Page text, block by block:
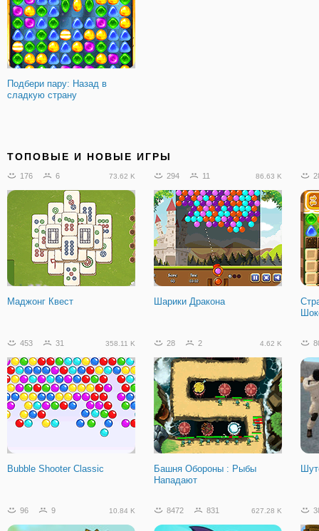
Подбери пару: Назад в
сладкую страну
ТОПОВЫЕ И НОВЫЕ ИГРЫ
176 6 73.62 K
Маджонг Квест
294 11 86.63 K
Шарики Дракона
453 31 358.11 K
Bubble Shooter Classic
28 2 4.62 K
Башня Обороны : Рыбы
Нападают
96 9 10.84 K 8472 831 627.28 K